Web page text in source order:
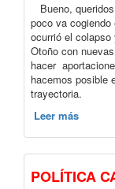
Bueno,
poco va
ocurrió el
Otoño con
hacer
hacemos posible
trayectoria.
Leer más
POLÍTICA